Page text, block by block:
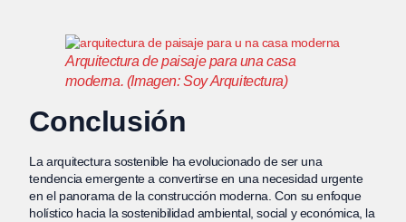
Arquitectura de paisaje para una casa
moderna. (Imagen: Soy Arquitectura)
Conclusión
La arquitectura sostenible ha evolucionado de ser una
tendencia emergente a convertirse en una necesidad urgente
en el panorama de la construcción moderna. Con su enfoque
holístico hacia la sostenibilidad ambiental, social y económica, la